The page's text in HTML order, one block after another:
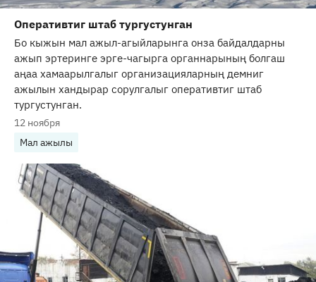
Оперативтиг штаб тургустунган
Бо кыжын мал ажыл-агыйларынга онза байдалдарны
ажып эртеринге эрге-чагырга органнарының болгаш
аңаа хамаарылгалыг организацияларның демниг
ажылын хандырар сорулгалыг оперативтиг штаб
тургустунган.
12 ноября
Мал ажылы